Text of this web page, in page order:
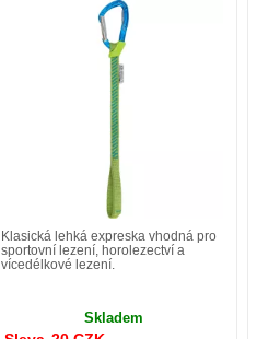
Klasická lehká expreska vhodná pro
sportovní lezení, horolezectví a
vícedélkové lezení.
Skladem